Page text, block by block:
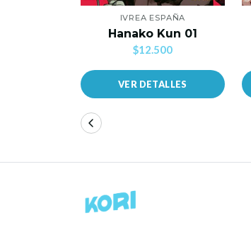
IVREA ESPAÑA
Hanako Kun 01
$12.500
VER DETALLES